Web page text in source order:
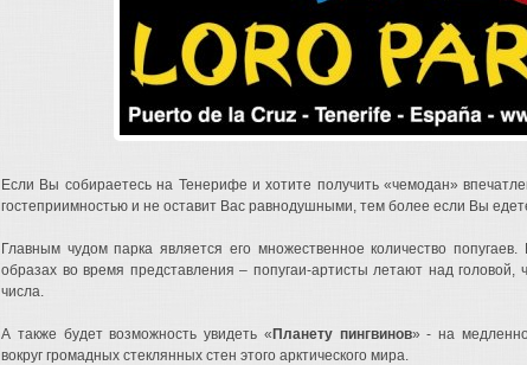
Если Вы собираетесь на Тенерифе и хотите получить «чемодан»
гостеприимностью и не оставит Вас равнодушными, тем более если Вы
Главным чудом парка является его множественное количество
образах во время представления – попугаи-артисты летают над головой,
числа.
А также будет возможность увидеть « Планету пингвинов» - на
вокруг громадных стеклянных стен этого арктического мира.